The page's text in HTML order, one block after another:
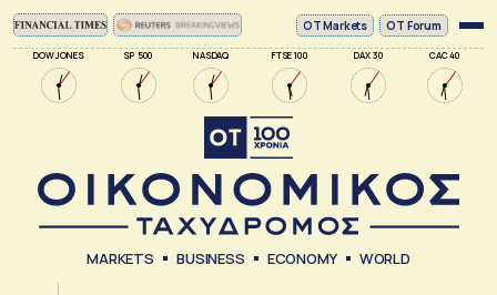
DOW JONES SP 500 NASDAQ FTSE 100 DAX 30 CAC 40
ΟΤ Markets OT Forum
MARKETS BUSINESS ECONOMY WORLD